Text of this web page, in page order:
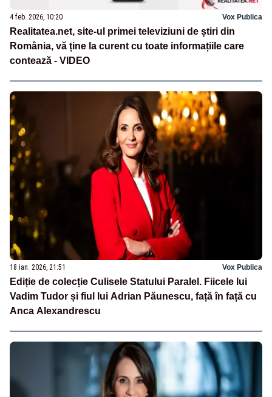
4 feb. 2026, 10:20 Vox Publica
Realitatea.net, site-ul primei televiziuni de știri din
România, vă ține la curent cu toate informațiile care
contează - VIDEO
18 ian. 2026, 21:51 Vox Publica
Ediție de colecție Culisele Statului Paralel. Fiicele lui
Vadim Tudor și fiul lui Adrian Păunescu, față în față cu
Anca Alexandrescu